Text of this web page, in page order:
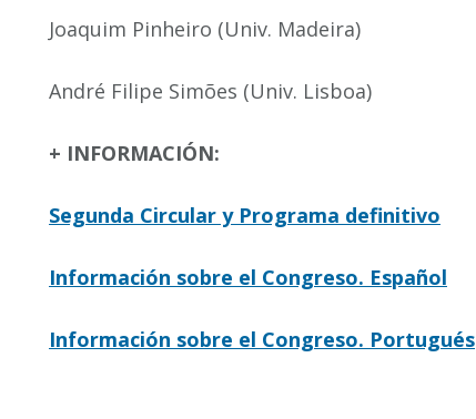
Joaquim Pinheiro (Univ. Madeira)
André Filipe Simões (Univ. Lisboa)
+ INFORMACIÓN:
Segunda Circular y Programa definitivo
Información sobre el Congreso. Español
Información sobre el Congreso. Portugués